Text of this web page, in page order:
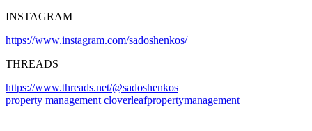
INSTAGRAM
https://www.instagram.com/sadoshenkos/
THREADS
https://www.threads.net/@sadoshenkos
property management cloverleafpropertymanagement